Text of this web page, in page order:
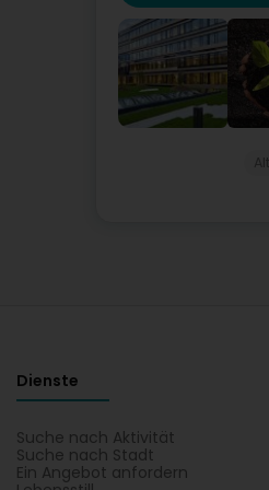
Dienste
Suche nach Aktivität
Suche nach Stadt
Ein Angebot anfordern